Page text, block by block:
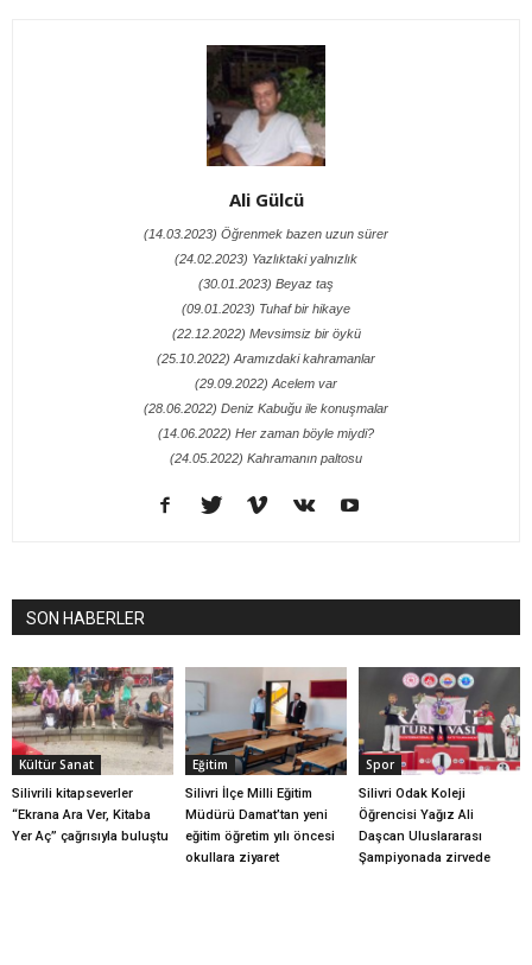
Ali Gülcü
(14.03.2023) Öğrenmek bazen uzun sürer
(24.02.2023) Yazlıktaki yalnızlık
(30.01.2023) Beyaz taş
(09.01.2023) Tuhaf bir hikaye
(22.12.2022) Mevsimsiz bir öykü
(25.10.2022) Aramızdaki kahramanlar
(29.09.2022) Acelem var
(28.06.2022) Deniz Kabuğu ile konuşmalar
(14.06.2022) Her zaman böyle miydi?
(24.05.2022) Kahramanın paltosu
SON HABERLER
Kültür Sanat
Silivrili kitapseverler
“Ekrana Ara Ver, Kitaba
Yer Aç” çağrısıyla buluştu
Eğitim
Silivri İlçe Milli Eğitim
Müdürü Damat’tan yeni
eğitim öğretim yılı öncesi
okullara ziyaret
Spor
Silivri Odak Koleji
Öğrencisi Yağız Ali
Daşcan Uluslararası
Şampiyonada zirvede